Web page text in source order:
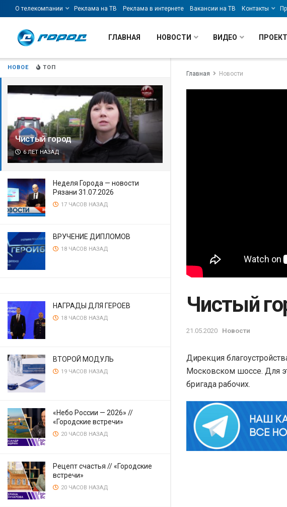
НОВОЕ ТОП
Чистый город
6 ЛЕТ НАЗАД
Неделя Города — новости
Рязани 31.07.2026
17 ЧАСОВ НАЗАД
ВРУЧЕНИЕ ДИПЛОМОВ
18 ЧАСОВ НАЗАД
НАГРАДЫ ДЛЯ ГЕРОЕВ
18 ЧАСОВ НАЗАД
ВТОРОЙ МОДУЛЬ
19 ЧАСОВ НАЗАД
«Небо России — 2026» //
«Городские встречи»
20 ЧАСОВ НАЗАД
Рецепт счастья // «Городские
встречи»
20 ЧАСОВ НАЗАД
О телекомпании Реклама на ТВ Реклама в интернете Вакансии на ТВ Контакты
ГЛАВНАЯ НОВОСТИ ВИДЕО
Главная Новости
Чистый
21.05.2020 Новости
Дирекция
Московском шоссе. Для
бригада рабочих.